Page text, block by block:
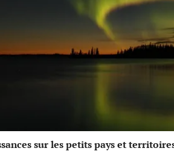
sur les petits pays et